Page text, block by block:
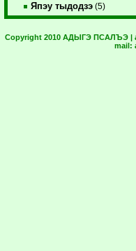
Япэу тыдодзэ (5)
Copyright 2010 АДЫГЭ ПСАЛЪЭ |
mail: